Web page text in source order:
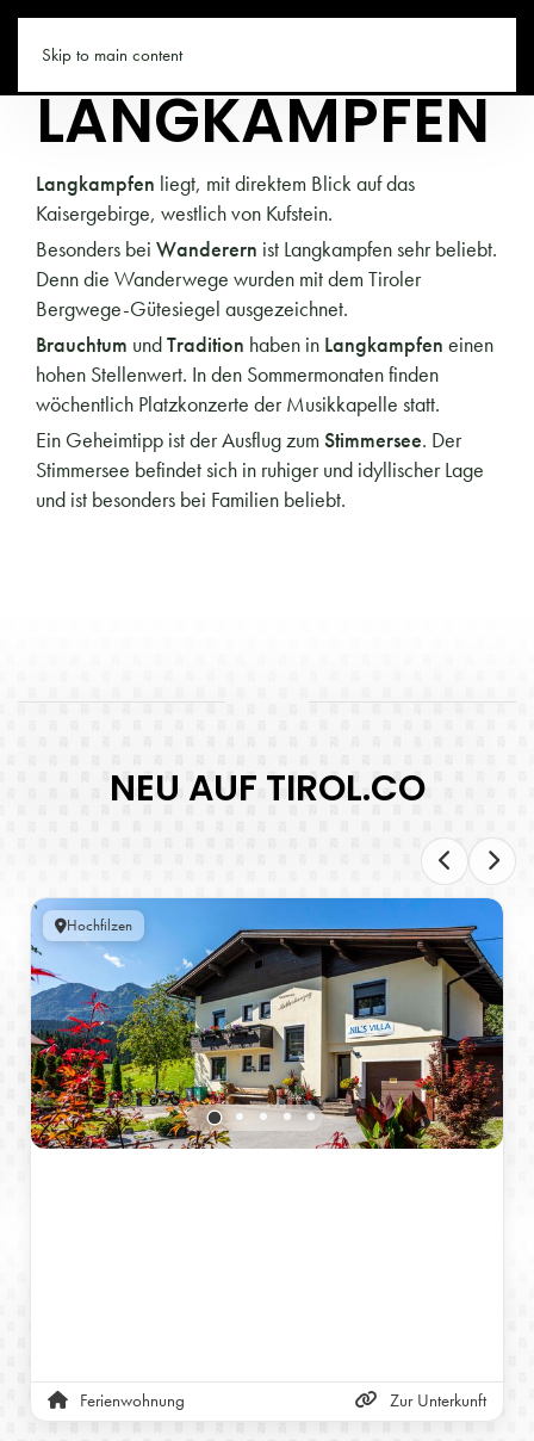
Skip to main content
TIROL.CO
LANGKAMPFEN
Langkampfen liegt, mit direktem Blick auf das
Kaisergebirge, westlich von Kufstein.
Besonders bei Wanderern ist Langkampfen sehr beliebt.
Denn die Wanderwege wurden mit dem Tiroler
Bergwege-Gütesiegel ausgezeichnet.
Brauchtum undTradition haben in Langkampfen einen
hohen Stellenwert. In den Sommermonaten finden
wöchentlich Platzkonzerte der Musikkapelle statt.
Ein Geheimtipp ist der Ausflug zum Stimmersee. Der
Stimmersee befindet sich in ruhiger und idyllischer Lage
und ist besonders bei Familien beliebt.
NEU AUF TIROL.CO
Hochfilzen
Ferienwohnung Zur Unterkunft